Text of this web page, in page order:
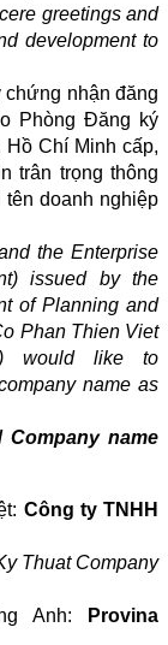
greetings and
development to
nhận đăng
Phòng Đăng ký
Chí Minh cấp,
trân trọng thông
tên doanh nghiệp
the Enterprise
issued by the
of Planning and
Phan Thien Viet
would like to
name as
Company name
Công ty TNHH
Thuat Company
Anh:
Provina